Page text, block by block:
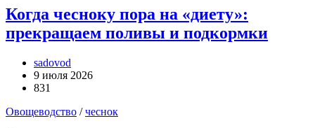
Когда чесноку пора на «диету»:
прекращаем поливы и подкормки
sadovod
9 июля 2026
831
Овощеводство /чеснок